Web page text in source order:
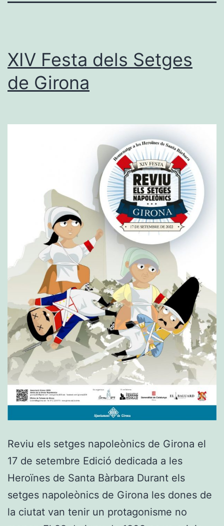
XIV Festa dels Setges
de Girona
Reviu els setges napoleònics de Girona el
17 de setembre Edició dedicada a les
Heroïnes de Santa Bàrbara Durant els
setges napoleònics de Girona les dones de
la ciutat van tenir un protagonisme no